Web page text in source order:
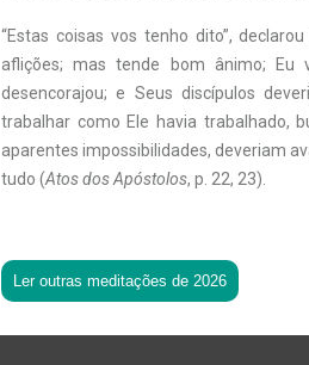
“Estas coisas vos tenho dito”,
aflições; mas tende bom ânimo; Eu
desencorajou; e Seus discípulos
trabalhar como Ele havia trabalhado,
aparentes impossibilidades, deveriam
tudo (Atos dos Apóstolos, p. 22, 23).
Ler outras meditações de 2026